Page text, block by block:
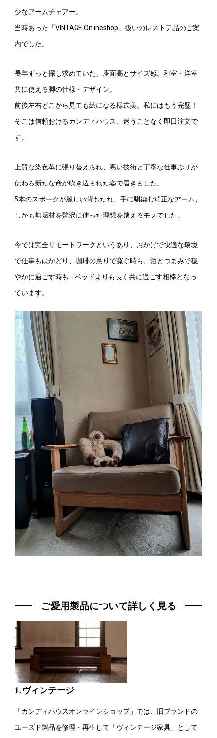
少なアームチェアー。
当時あった「VINTAGE Onlineshop」扱いのレストア品のご案
内でした。
長年ずっと探し求めていた、座面高とサイズ感。和室・洋室
共に使える脚の仕様・デザイン。
前後左右どこから見ても絵になる様式美。私にはもう完璧！
そこは信頼おけるカンディハウス、迷うことなく即日注文で
す。
上質な染色革に張り替えられ、高い技術と丁寧な仕事ぶりが
伝わる新たな命が吹き込まれた姿で届きました。
5本のスポークが麗しい背もたれ、手に馴染む端正なアーム、
しかも無垢材を贅沢に使った理想を越えるモノでした。
今では完全リモートワークというあり、おかげで快適な環境
で仕事もはかどり、珈琲の薫りで寛ぐ時も、酒とつまみで穏
やかに過ごす時も… ベッドよりも長く共に過ごす相棒となっ
ています。
ご愛用製品について詳しく見る
1.ヴィンテージ
「カンディハウスオンラインショップ」では、旧ブランドの
ユーズド製品を修理・再生して「ヴィンテージ家具」として